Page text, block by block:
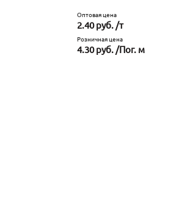
Оптовая цена
2.40 руб. /т
Розничная цена
4.30 руб. /Пог. м